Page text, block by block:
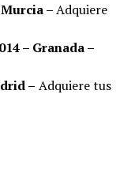
–Adquiere
– Granada –
– Adquiere tus